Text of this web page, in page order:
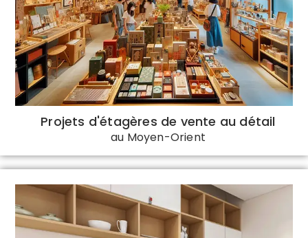
Projets d'étagères de vente au détail
au Moyen-Orient